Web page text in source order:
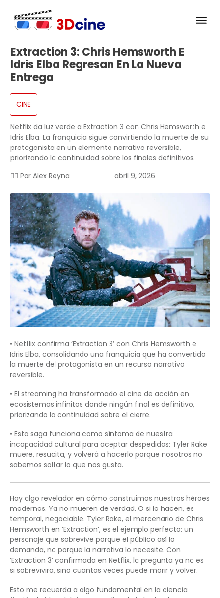
Extraction 3: Chris Hemsworth E
Idris Elba Regresan En La Nueva
Entrega
CINE
Netflix da luz verde a Extraction 3 con Chris Hemsworth e
Idris Elba. La franquicia sigue convirtiendo la muerte de su
protagonista en un elemento narrativo reversible,
priorizando la continuidad sobre los finales definitivos.
✍🏻 Por Alex Reyna abril 9, 2026
• Netflix confirma ‘Extraction 3’ con Chris Hemsworth e
Idris Elba, consolidando una franquicia que ha convertido
la muerte del protagonista en un recurso narrativo
reversible.
• El streaming ha transformado el cine de acción en
ecosistemas infinitos donde ningún final es definitivo,
priorizando la continuidad sobre el cierre.
• Esta saga funciona como síntoma de nuestra
incapacidad cultural para aceptar despedidas: Tyler Rake
muere, resucita, y volverá a hacerlo porque nosotros no
sabemos soltar lo que nos gusta.
Hay algo revelador en cómo construimos nuestros héroes
modernos. Ya no mueren de verdad. O si lo hacen, es
temporal, negociable. Tyler Rake, el mercenario de Chris
Hemsworth en ‘Extraction’, es el ejemplo perfecto: un
personaje que sobrevive porque el público así lo
demanda, no porque la narrativa lo necesite. Con
‘Extraction 3’ confirmada en Netflix, la pregunta ya no es
si sobrevivirá, sino cuántas veces puede morir y volver.
Esto me recuerda a algo fundamental en la ciencia